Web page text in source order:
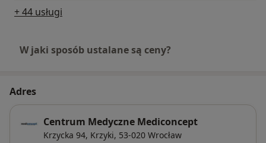
+ 44 usługi
W jaki sposób ustalane są ceny?
Adres
Centrum Medyczne Mediconcept
Krzycka 94, Krzyki, 53-020 Wrocław